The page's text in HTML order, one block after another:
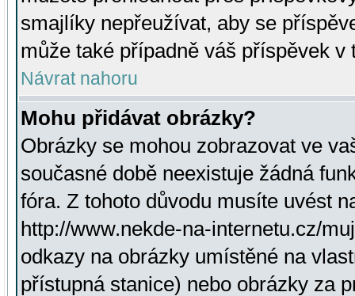
smajlíky nepřeužívat, aby se
může také případně váš příspěvek v
Návrat nahoru
Mohu přidávat obrázky?
Obrázky se mohou zobrazovat ve
současné době neexistuje žádná
fóra. Z tohoto důvodu musíte uvést
http://www.nekde-na-internetu.cz/
odkazy na obrázky umístěné na
přístupná stanice) nebo obrázky za